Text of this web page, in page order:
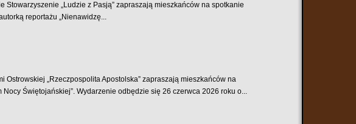
„Ludzie z Pasją” zapraszają mieszkańców na spotkanie
reportażu „Nienawidzę...
„Rzeczpospolita Apostolska” zapraszają mieszkańców na
Świętojańskiej”. Wydarzenie odbędzie się 26 czerwca 2026 roku o...